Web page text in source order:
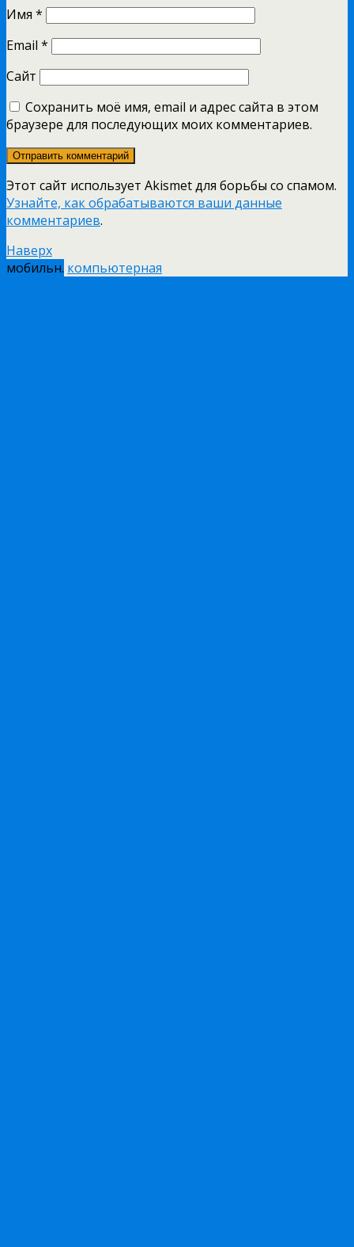
Имя *
Email *
Сайт
Сохранить моё имя, email и адрес сайта в этом
браузере для последующих моих комментариев.
Этот сайт использует Akismet для борьбы со спамом.
Узнайте, как обрабатываются ваши данные
комментариев.
Наверх
мобильн. компьютерная